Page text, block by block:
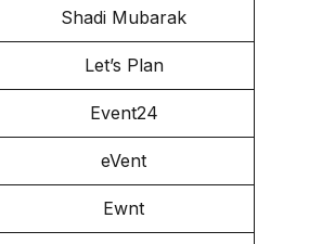
Shadi Mubarak
Let’s Plan
Event24
eVent
Ewnt